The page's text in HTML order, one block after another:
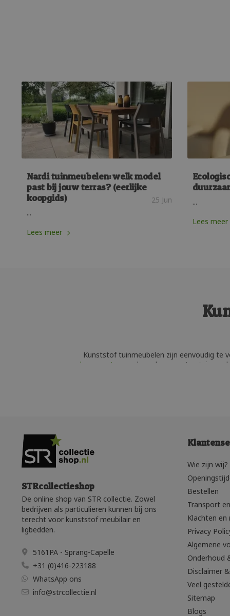
Nardi tuinmeubelen: welk model
past bij jouw terras? (eerlijke
koopgids)
25 Jun
...
Lees meer
...
Lees meer
Kunststof tuinmeubelen zijn eenvoudig te
loungesets
en vele andere soorten
belangrijkste voordelen van kunststof
horecagelegenheid. In ons assortiment
meubilair voor op uw terras? Dan vindt u
kantinestoelen. Ook voor andere
STRcollectieshop
De online shop van STR collectie. Zowel
bedrijven als particulieren kunnen bij ons
terecht voor kunststof meubilair en
ligbedden.
5161PA - Sprang-Capelle
+31 (0)416-223188
WhatsApp ons
info@strcollectie.nl
Wie zijn wij?
Bestellen
Transport
Klachten
Privacy
Algemene
Onderhoud
Disclaimer
Veel
Sitemap
Blogs